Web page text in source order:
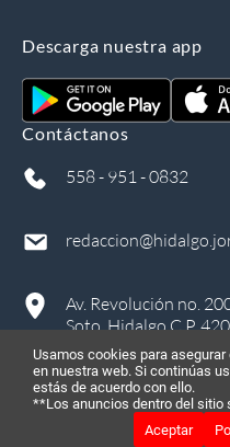
in
Descarga nuestra app
Contáctanos
558 - 951 - 0832
Av. Revolución no.
Soto, Hidalgo C.P.
2026, Todos
Usamos cookies para
en nuestra web. Si continúas
estás de acuerdo con ello.
**Los anuncios dentro del sitio
Aceptar